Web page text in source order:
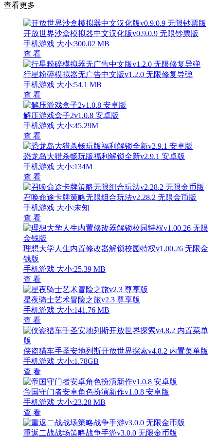
查看更多
开放世界沙盒模拟器中文汉化版v0.9.0.9 无限钞票版
手机游戏 大小:300.02 MB
查 看
行星粉碎模拟器无广告中文版v1.2.0 无限修复导弹
手机游戏 大小:54.1 MB
查 看
解压游戏盒子2v1.0.8 安卓版
手机游戏 大小:45.29M
查 看
恐龙岛大猎杀畅玩版福利解锁全新v2.9.1 安卓版
手机游戏 大小:134M
查 看
召唤命途卡牌策略无限组合玩法v2.28.2 无限金币版
手机游戏 大小:未知
查 看
理想大学人生内置修改器解锁校园特权v1.00.26 无限金
钱版
手机游戏 大小:25.39 MB
查 看
星夜骑士艺术冒险之旅v2.3 尊享版
手机游戏 大小:141.76 MB
查 看
侠盗猎车手圣安地列斯开放世界探索v4.8.2 内置菜单版
手机游戏 大小:1.78GB
查 看
帝国守门者安卓角色扮演新作v1.0.8 安卓版
手机游戏 大小:23.28 MB
查 看
重返二战战场策略战争手游v3.0.0 无限金币版